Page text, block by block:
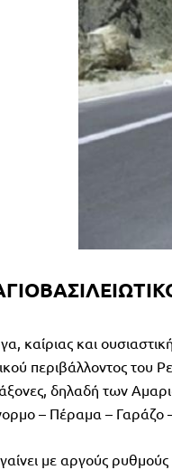
καίριας και
περιβάλλοντος του
δηλαδή των
– Πέραμα – Γαράζο
με αργούς